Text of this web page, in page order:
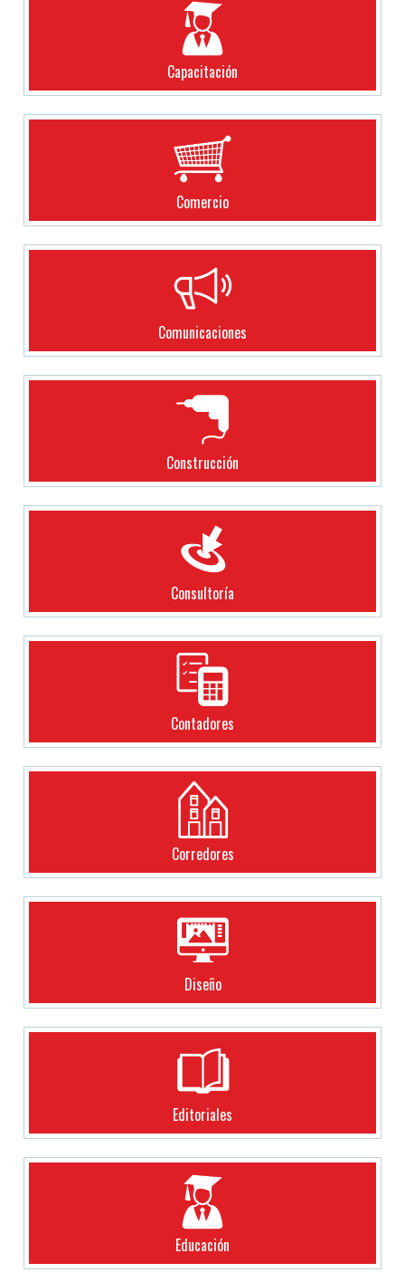
Capacitación
Comercio
Comunicaciones
Construcción
Consultoría
Contadores
Corredores
Diseño
Editoriales
Educación